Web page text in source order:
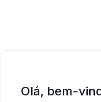
Olá, bem-